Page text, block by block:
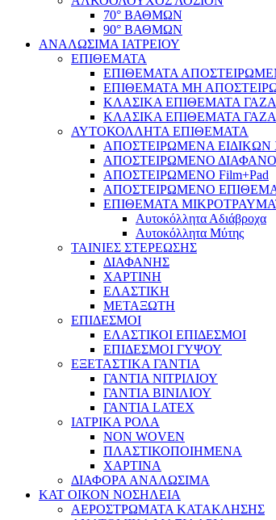
70° ΒΑΘΜΩΝ
90° ΒΑΘΜΩΝ
ΑΝΑΛΩΣΙΜΑ ΙΑΤΡΕΙΟΥ
ΕΠΙΘΕΜΑΤΑ
ΕΠΙΘΕΜΑΤΑ
ΕΠΙΘΕΜΑΤΑ ΜΗ
ΚΛΑΣΙΚΑ ΕΠΙΘΕΜΑΤΑ
ΚΛΑΣΙΚΑ ΕΠΙΘΕΜΑΤΑ
ΑΥΤΟΚΟΛΛΗΤΑ ΕΠΙΘΕΜΑΤΑ
ΑΠΟΣΤΕΙΡΩΜΕΝΑ
ΑΠΟΣΤΕΙΡΩΜΕΝΟ ΔΙΑΦΑΝΟ
ΑΠΟΣΤΕΙΡΩΜΕΝΟ Film+Pad
ΑΠΟΣΤΕΙΡΩΜΕΝΟ
ΕΠΙΘΕΜΑΤΑ
Αυτοκόλλητα Αδιάβροχα
Αυτοκόλλητα Μύτης
ΤΑΙΝΙΕΣ ΣΤΕΡΕΩΣΗΣ
ΔΙΑΦΑΝΗΣ
ΧΑΡΤΙΝΗ
ΕΛΑΣΤΙΚΗ
ΜΕΤΑΞΩΤΗ
ΕΠΙΔΕΣΜΟΙ
ΕΛΑΣΤΙΚΟΙ ΕΠΙΔΕΣΜΟΙ
ΕΠΙΔΕΣΜΟΙ ΓΥΨΟΥ
ΕΞΕΤΑΣΤΙΚΑ ΓΑΝΤΙΑ
ΓΑΝΤΙΑ ΝΙΤΡΙΛΙΟΥ
ΓΑΝΤΙΑ ΒΙΝΙΛΙΟΥ
ΓΑΝΤΙΑ LATEX
ΙΑΤΡΙΚΑ ΡΟΛΑ
NON WOVEN
ΠΛΑΣΤΙΚΟΠΟΙΗΜΕΝΑ
ΧΑΡΤΙΝΑ
ΔΙΑΦΟΡΑ ΑΝΑΛΩΣΙΜΑ
ΚΑΤ ΟΙΚΟΝ ΝΟΣΗΛΕΙΑ
ΑΕΡΟΣΤΡΩΜΑΤΑ ΚΑΤΑΚΛΗΣΗΣ